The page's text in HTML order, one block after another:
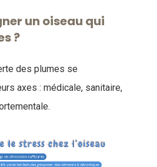
un oiseau qui
?
des plumes se
axes : médicale, sanitaire,